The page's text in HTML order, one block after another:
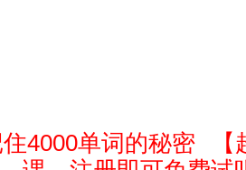
住4000单词的秘密